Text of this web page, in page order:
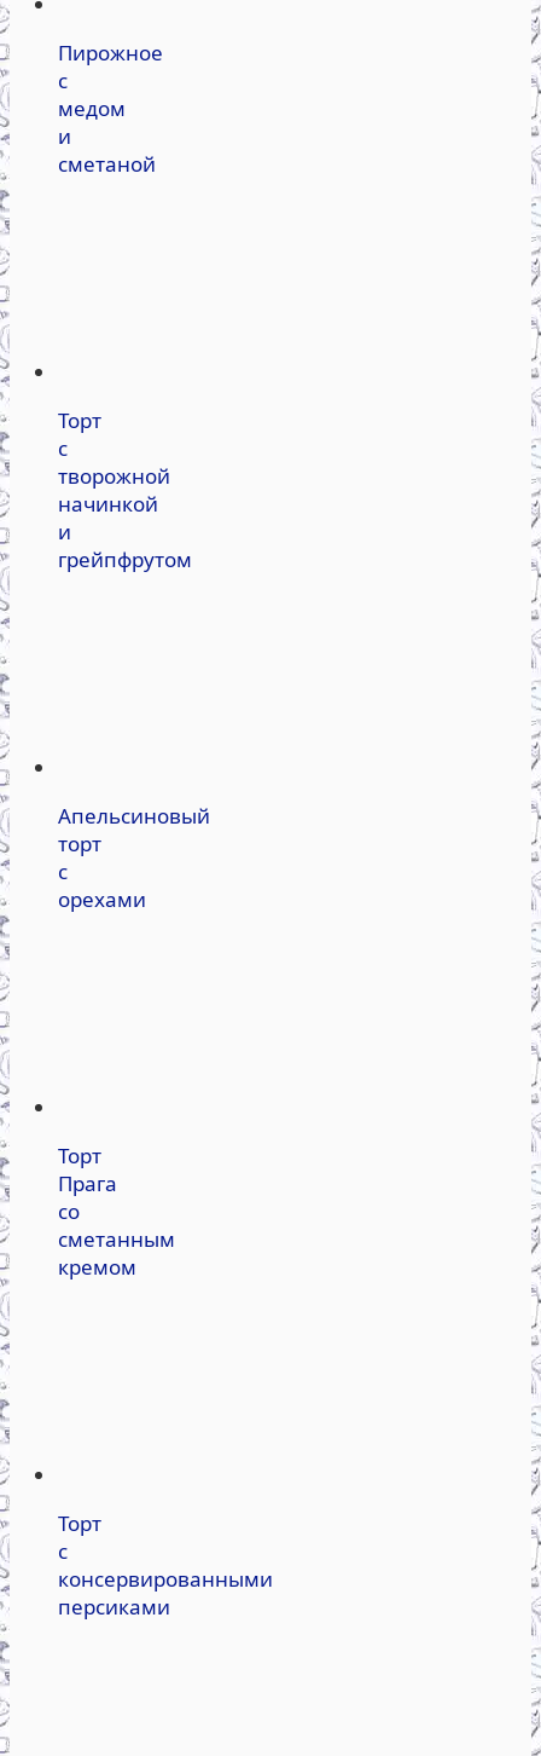
Пирожное
с
медом
и
сметаной
Торт
с
творожной
начинкой
и
грейпфрутом
Апельсиновый
торт
с
орехами
Торт
Прага
со
сметанным
кремом
Торт
с
консервированными
персиками